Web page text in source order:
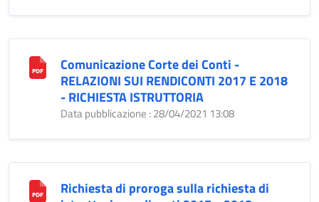
Comunicazione Corte dei Conti -
RELAZIONI SUI RENDICONTI 2017 E 2018
- RICHIESTA ISTRUTTORIA
Data pubblicazione : 28/04/2021 13:08
Richiesta di proroga sulla richiesta di